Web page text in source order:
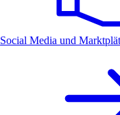
Social Media und